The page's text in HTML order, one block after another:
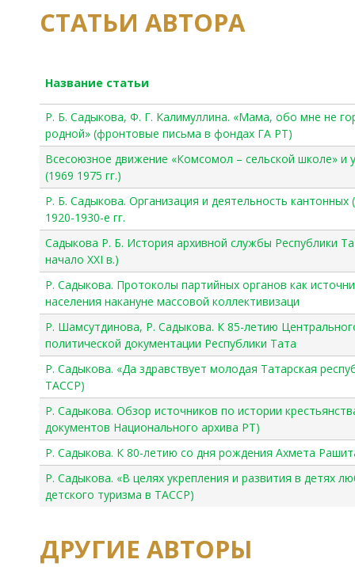
СТАТЬИ АВТОРА
Название статьи
Р. Б. Садыкова, Ф. Г. Калимуллина. «Мама, обо мне не
родной» (фронтовые письма в фондах ГА РТ)
Всесоюзное движение «Комсомол – сельской школе» и
(1969 1975 гг.)
Р. Б. Садыкова. Организация и деятельность
1920-1930-е гг.
Садыкова Р. Б. История архивной службы Республики
начало XXI в.)
Р. Садыкова. Протоколы партийных органов как
населения накануне массовой коллективизаци
Р. Шамсутдинова, Р. Садыкова. К 85-летию
политической документации Республики Тата
Р. Садыкова. «Да здравствует молодая Татарская
ТАССР)
Р. Садыкова. Обзор источников по истории
документов Национального архива РТ)
Р. Садыкова. К 80-летию со дня рождения Ахмета
Р. Садыкова. «В целях укрепления и развития в детях
детского туризма в ТАССР)
ДРУГИЕ АВТОРЫ